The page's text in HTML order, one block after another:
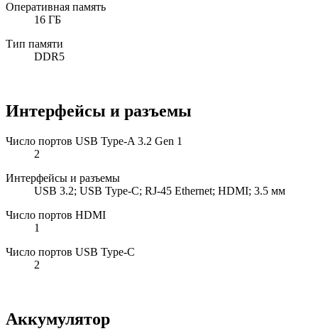
Оперативная память
16 ГБ
Тип памяти
DDR5
Интерфейсы и разъемы
Число портов USB Type-A 3.2 Gen 1
2
Интерфейсы и разъемы
USB 3.2; USB Type-C; RJ-45 Ethernet; HDMI; 3.5 мм
Число портов HDMI
1
Число портов USB Type-C
2
Аккумулятор